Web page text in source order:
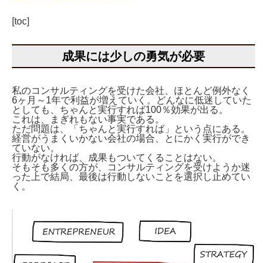
[toc]
成果には少しの勇気が必要
私のコンサルティングを受けた会社、ほとんど例外なく
6ヶ月～1年で利益が増えていく。どんなに低迷していた
としても、ちゃんと実行すれば100％効果が出る。
これは、まぎれもない事実である。
ただ問題は、「ちゃんと実行すれば」という点にある。
経営がうまくいかない会社の場合、とにかく実行ができ
ていない。
行動がなければ、成果もついてくることはない。
そもそも多くの方が、コンサルティングを受けようか迷
った上で結局、最後は行動しないことを選択し止めてい
く。